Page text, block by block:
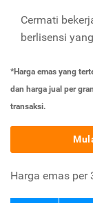
Cermati
berlisensi
*Harga emas yang
dan harga jual per
transaksi.
Harga emas per